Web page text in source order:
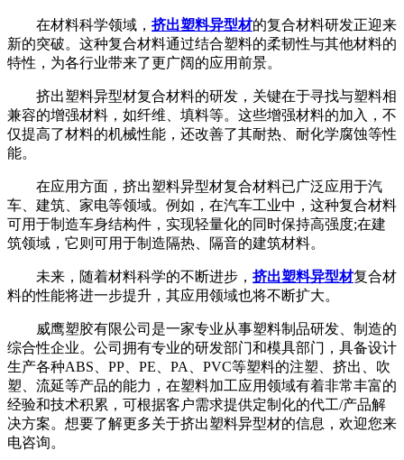
在材料科学领域， 挤出塑料异型材的复合材料研发正迎来
新的突破。这种复合材料通过结合塑料的柔韧性与其他材料的
特性，为各行业带来了更广阔的应用前景。
挤出塑料异型材复合材料的研发，关键在于寻找与塑料相
兼容的增强材料，如纤维、填料等。这些增强材料的加入，不
仅提高了材料的机械性能，还改善了其耐热、耐化学腐蚀等性
能。
在应用方面，挤出塑料异型材复合材料已广泛应用于汽
车、建筑、家电等领域。例如，在汽车工业中，这种复合材料
可用于制造车身结构件，实现轻量化的同时保持高强度;在建
筑领域，它则可用于制造隔热、隔音的建筑材料。
未来，随着材料科学的不断进步， 挤出塑料异型材复合材
料的性能将进一步提升，其应用领域也将不断扩大。
威鹰塑胶有限公司是一家专业从事塑料制品研发、制造的
综合性企业。公司拥有专业的研发部门和模具部门，具备设计
生产各种ABS、PP、PE、PA、PVC等塑料的注塑、挤出、吹
塑、流延等产品的能力，在塑料加工应用领域有着非常丰富的
经验和技术积累，可根据客户需求提供定制化的代工/产品解
决方案。想要了解更多关于挤出塑料异型材的信息，欢迎您来
电咨询。